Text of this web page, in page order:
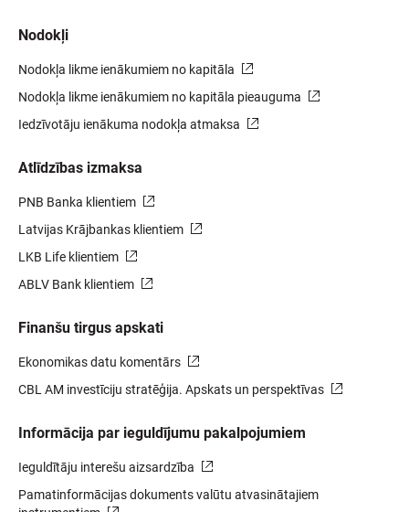
Nodokļi
Nodokļa likme ienākumiem no kapitāla
Nodokļa likme ienākumiem no kapitāla pieauguma
Iedzīvotāju ienākuma nodokļa atmaksa
Atlīdzības izmaksa
PNB Banka klientiem
Latvijas Krājbankas klientiem
LKB Life klientiem
ABLV Bank klientiem
Finanšu tirgus apskati
Ekonomikas datu komentārs
CBL AM investīciju stratēģija. Apskats un perspektīvas
Informācija par ieguldījumu pakalpojumiem
Ieguldītāju interešu aizsardzība
Pamatinformācijas dokuments valūtu atvasinātajiem